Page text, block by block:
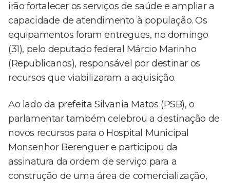
irão fortalecer os serviços de saúde e ampliar a
capacidade de atendimento à população. Os
equipamentos foram entregues, no domingo
(31), pelo deputado federal Márcio Marinho
(Republicanos), responsável por destinar os
recursos que viabilizaram a aquisição.
Ao lado da prefeita Silvania Matos (PSB), o
parlamentar também celebrou a destinação de
novos recursos para o Hospital Municipal
Monsenhor Berenguer e participou da
assinatura da ordem de serviço para a
construção de uma área de comercialização,